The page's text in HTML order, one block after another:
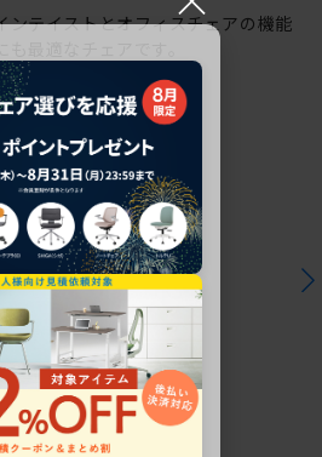
ンテイストとオフィスチェアの機能
最適なチェアです。
事項
ム